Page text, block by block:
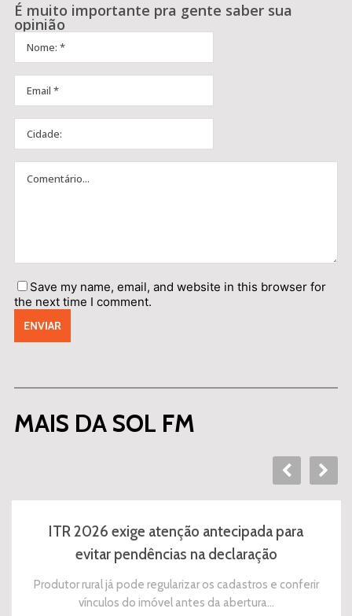
É muito importante pra gente saber sua
opinião
Save my name, email, and website in this browser for
the next time I comment.
MAIS DA SOL FM
ITR 2026 exige atenção antecipada para
evitar pendências na declaração
Produtor rural já pode regularizar os cadastros e conferir
vínculos do imóvel antes da abertura…